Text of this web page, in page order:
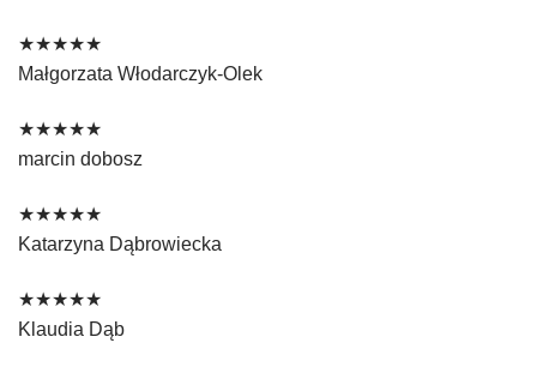
★★★★★
Małgorzata Włodarczyk-Olek
★★★★★
marcin dobosz
★★★★★
Katarzyna Dąbrowiecka
★★★★★
Klaudia Dąb